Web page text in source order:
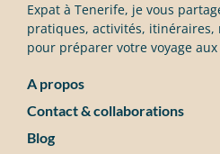
Expat à Tenerife, je vous
pratiques, activités, itinéraires,
pour préparer votre voyage aux
A propos
Contact & collaborations
Blog